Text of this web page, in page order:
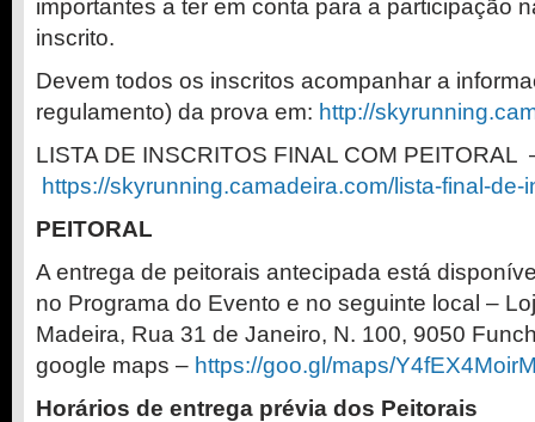
importantes a ter em conta para a participação
inscrito.
Devem todos os inscritos acompanhar a
regulamento) da prova em: http://
LISTA DE INSCRITOS FINAL COM PEITORAL
https://skyrunning.camadeira.com/lista-final-de-
PEITORAL
A entrega de peitorais antecipada está
no Programa do Evento e no seguinte local –
Madeira, Rua 31 de Janeiro, N. 100, 9050
google maps – https://goo.gl/maps/
Horários de entrega prévia dos Peitorais